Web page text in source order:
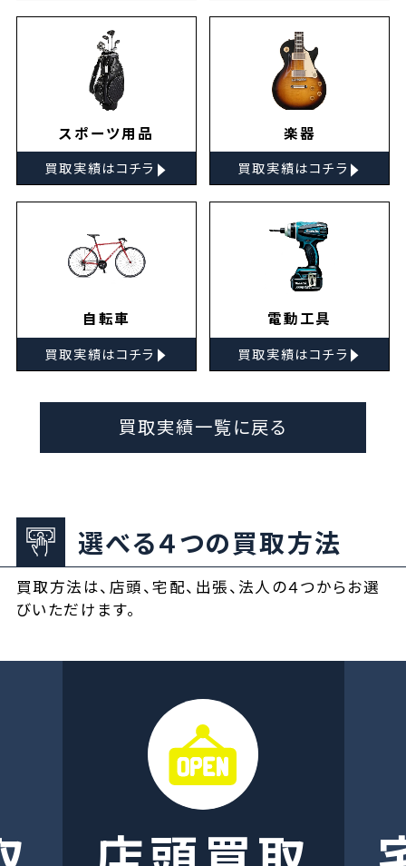
スポーツ用品
買取実績はコチラ ▸
楽器
買取実績はコチラ ▸
自転車
買取実績はコチラ ▸
電動工具
買取実績はコチラ ▸
買取実績一覧に戻る
選べる４つの買取方法
買取方法は、店頭、宅配、出張、法人の４つからお選
びいただけます。